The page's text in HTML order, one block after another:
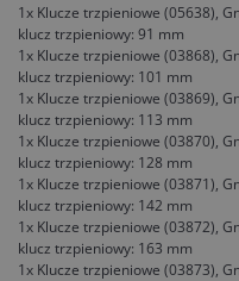
1x Klucze trzpieniowe (05638),
klucz trzpieniowy: 91 mm
1x Klucze trzpieniowe (03868),
klucz trzpieniowy: 101 mm
1x Klucze trzpieniowe (03869),
klucz trzpieniowy: 113 mm
1x Klucze trzpieniowe (03870),
klucz trzpieniowy: 128 mm
1x Klucze trzpieniowe (03871),
klucz trzpieniowy: 142 mm
1x Klucze trzpieniowe (03872),
klucz trzpieniowy: 163 mm
1x Klucze trzpieniowe (03873),